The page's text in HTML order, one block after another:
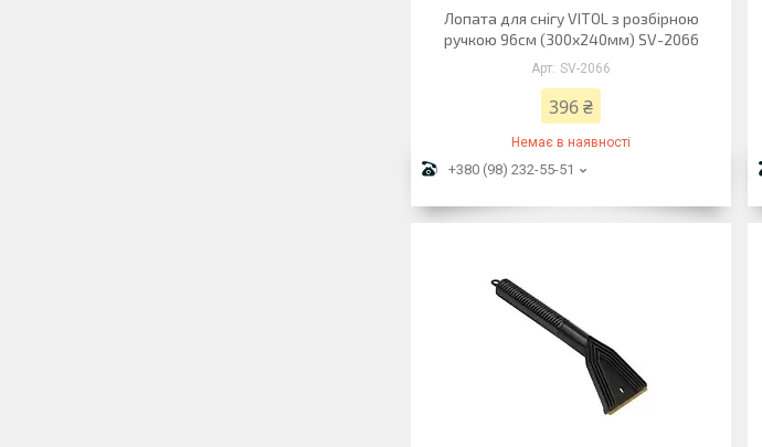
Лопата для снігу VITOL з розбірною
ручкою 96см (300х240мм) SV-2066
SV-2066
396 ₴
Немає в наявності
+380 (98) 232-55-51